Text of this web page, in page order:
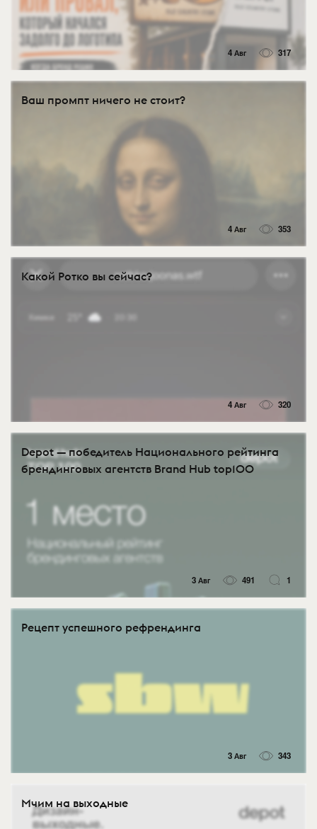
4 Авг 317
Ваш промпт ничего не стоит?
4 Авг 353
Какой Ротко вы сейчас?
4 Авг 320
Depot — победитель Национального рейтинга
брендинговых агентств Brand Hub top100
3 Авг 491 1
Рецепт успешного рефрендинга
3 Авг 343
Мчим на выходные